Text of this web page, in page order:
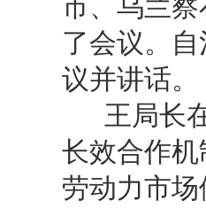
市、乌兰
了会议。
议并讲话。
王局长在
长效合作
劳动力市